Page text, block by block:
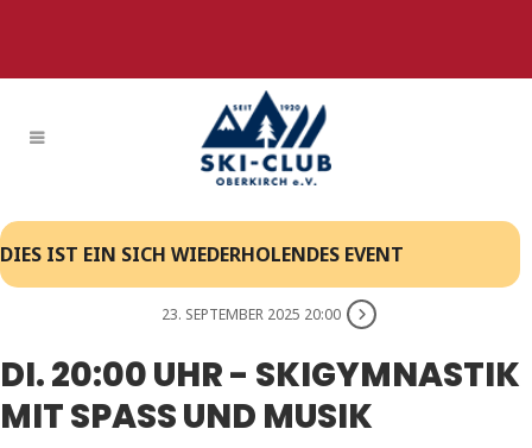
DIES IST EIN SICH WIEDERHOLENDES EVENT
23. SEPTEMBER 2025 20:00
DI. 20:00 UHR - SKIGYMNASTIK
MIT SPASS UND MUSIK